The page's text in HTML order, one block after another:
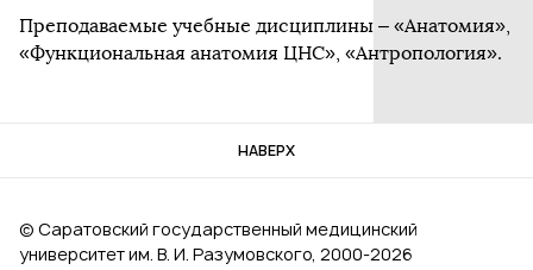
Преподаваемые учебные дисциплины – «Анатомия»,
«Функциональная анатомия ЦНС», «Антропология».
НАВЕРХ
© Саратовский государственный медицинский
университет им. В. И. Разумовского, 2000‑2026